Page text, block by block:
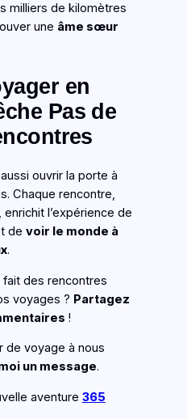
milliers de kilomètres
une âme sœur
en
Pas de
aussi ouvrir la porte à
Chaque rencontre,
l’expérience de
de voir le monde à
.
des rencontres
voyages ? Partagez
!
de voyage à nous
un message.
aventure 365